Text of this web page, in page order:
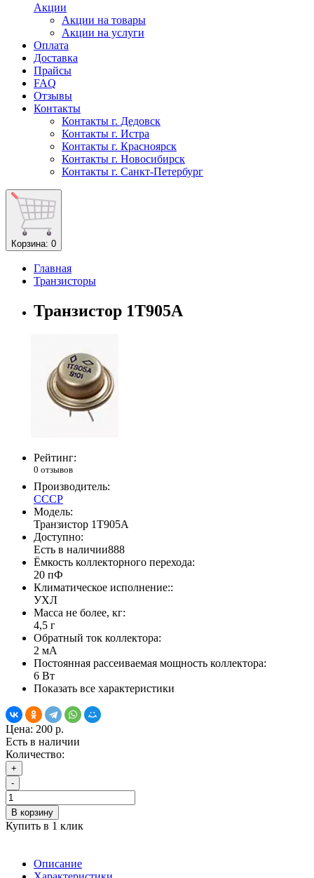
Акции
Акции на товары
Акции на услуги
Оплата
Доставка
Прайсы
FAQ
Отзывы
Контакты
Контакты г. Дедовск
Контакты г. Истра
Контакты г. Красноярск
Контакты г. Новосибирск
Контакты г. Санкт-Петербург
Корзина: 0
Главная
Транзисторы
Транзистор 1Т905А
Рейтинг:
0 отзывов
Производитель:
СССР
Модель:
Транзистор 1Т905А
Доступно:
Есть в наличии888
Ёмкость коллекторного перехода:
20 пФ
Климатическое исполнение::
УХЛ
Масса не более, кг:
4,5 г
Обратный ток коллектора:
2 мА
Постоянная рассеиваемая мощность коллектора:
6 Вт
Показать все характеристики
Цена: 200 р.
Есть в наличии
Количество:
+
-
В корзину
Купить в 1 клик
Описание